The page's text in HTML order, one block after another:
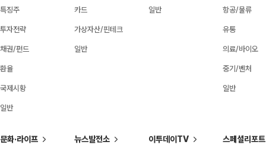
특징주
투자전략
채권/펀드
환율
국제시황
일반
카드
가상자산/핀테크
일반
일반 항공/물류
유통
의료/바이오
중기/벤처
일반
문화·라이프 뉴스발전소 이투데이TV 스페셜리포트